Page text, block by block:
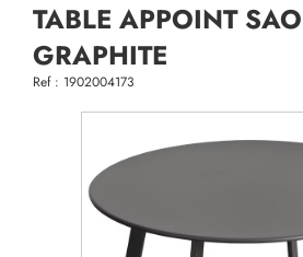
TABLE APPOINT
GRAPHITE
Ref : 1902004173